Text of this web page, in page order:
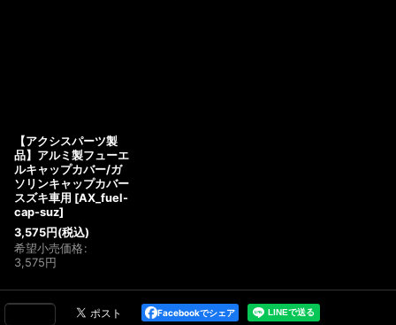
【アクシスパーツ製
品】アルミ製フューエ
ルキャップカバー/ガ
ソリンキャップカバー
スズキ車用 [AX_fuel-
cap-suz]
3,575円(税込)
希望小売価格:
3,575円
Facebookでシェア